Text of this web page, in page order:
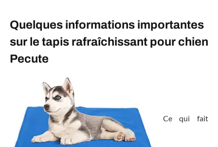
Quelques informations importantes
sur le tapis rafraîchissant pour chien
Pecute
Ce qui fait